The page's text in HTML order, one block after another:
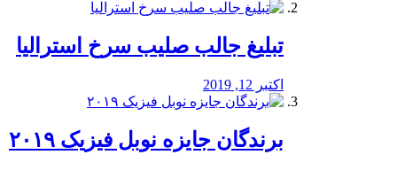
تبلیغ جالب صلیب سرخ استرالیا
اکتبر 12, 2019
برندگان جایزه نوبل فیزیک ۲۰۱۹